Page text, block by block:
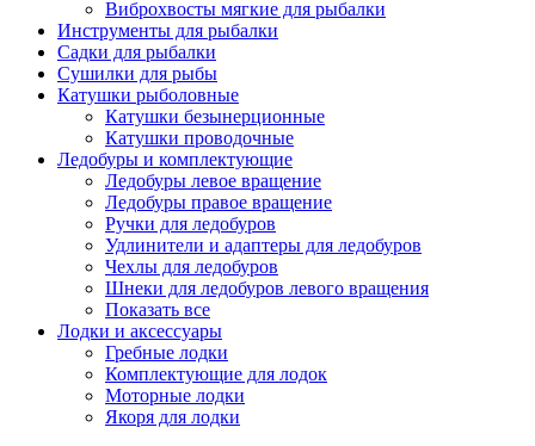
Виброхвосты мягкие для рыбалки
Инструменты для рыбалки
Садки для рыбалки
Сушилки для рыбы
Катушки рыболовные
Катушки безынерционные
Катушки проводочные
Ледобуры и комплектующие
Ледобуры левое вращение
Ледобуры правое вращение
Ручки для ледобуров
Удлинители и адаптеры для ледобуров
Чехлы для ледобуров
Шнеки для ледобуров левого вращения
Показать все
Лодки и аксессуары
Гребные лодки
Комплектующие для лодок
Моторные лодки
Якоря для лодки